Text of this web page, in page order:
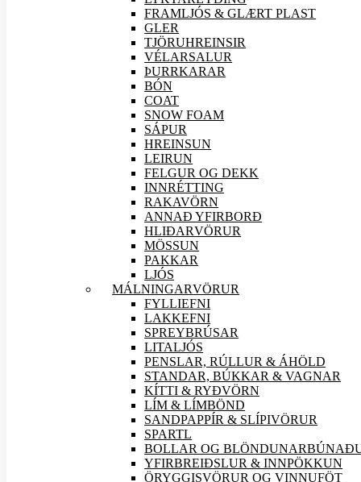
FRAMLJÓS & GLÆRT PLAST
GLER
TJÖRUHREINSIR
VÉLARSALUR
ÞURRKARAR
BÓN
COAT
SNOW FOAM
SÁPUR
HREINSUN
LEIRUN
FELGUR OG DEKK
INNRÉTTING
RAKAVÖRN
ANNAÐ YFIRBORÐ
HLIÐARVÖRUR
MÖSSUN
PAKKAR
LJÓS
MÁLNINGARVÖRUR
FYLLIEFNI
LAKKEFNI
SPREYBRÚSAR
LITALJÓS
PENSLAR, RÚLLUR & ÁHÖLD
STANDAR, BÚKKAR & VAGNAR
KÍTTI & RYÐVÖRN
LÍM & LÍMBÖND
SANDPAPPÍR & SLÍPIVÖRUR
SPARTL
BOLLAR OG
YFIRBREIÐSLUR & INNPÖKKUN
ÖRYGGISVÖRUR OG VINNUFÖT